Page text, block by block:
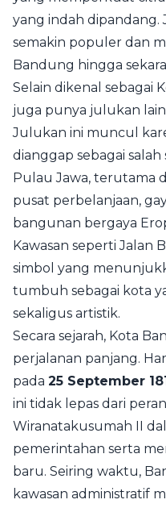
yang indah
semakin populer dan
Bandung hingga
Selain dikenal sebagai
juga punya julukan
Julukan ini muncul
dianggap sebagai
Pulau Jawa, terutama
pusat perbelanjaan,
bangunan bergaya
Kawasan seperti Jalan
simbol yang
tumbuh sebagai kota
sekaligus artistik.
Secara sejarah, Kota
perjalanan panjang.
pada 25 September
ini tidak lepas dari
Wiranatakusumah II
pemerintahan serta
baru. Seiring waktu,
kawasan administratif